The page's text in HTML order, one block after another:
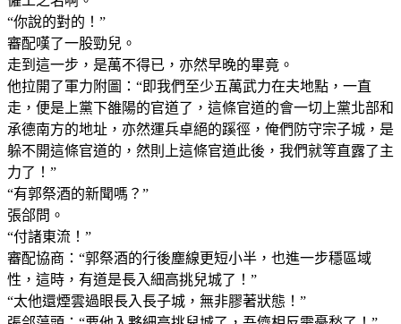
“你說的對的！”
審配嘆了一股勁兒。
走到這一步，是萬不得已，亦然早晚的畢竟。
他拉開了軍力附圖：“即我們至少五萬武力在夫地點，一直
走，便是上黨下雒陽的官道了，這條官道的會一切上黨北部和
承德南方的地址，亦然運兵卓絕的蹊徑，俺們防守宗子城，是
躲不開這條官道的，然則上這條官道此後，我們就等直露了主
力了！”
“有郭祭酒的新聞嗎？”
張郃問。
“付諸東流！”
審配協商：“郭祭酒的行後塵線更短小半，也進一步穩區域
性，這時，有道是長入細高挑兒城了！”
“太他還煙雲過眼長入長子城，無非膠著狀態！”